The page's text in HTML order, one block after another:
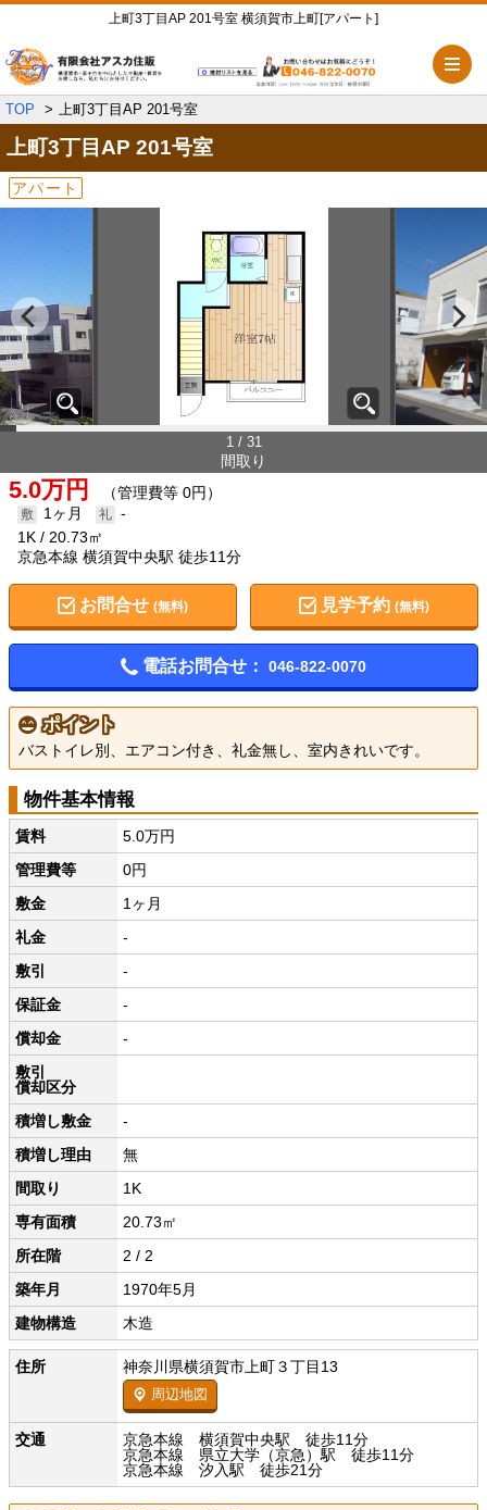
上町3丁目AP 201号室 横須賀市上町[アパート]
TOP 上町3丁目AP 201号室
上町3丁目AP 201号室
アパート
1 / 31
間取り
5.0万円 （管理費等 0円）
1ヶ月
-
1K
20.73㎡
京急本線 横須賀中央駅 徒歩11分
お問合せ (無料) 見学予約(無料)
電話お問合せ： 046-822-0070
ポイント
バストイレ別、エアコン付き、礼金無し、室内きれいです。
物件基本情報
賃料
5.0万円
管理費等
0円
敷金
1ヶ月
礼金
-
敷引
-
保証金
-
償却金
-
敷引
償却区分
積増し敷金
-
積増し理由
無
間取り
1K
専有面積
20.73㎡
所在階
2 / 2
築年月
1970年5月
建物構造
木造
住所 神奈川県横須賀市上町３丁目13
周辺地図
交通
京急本線 横須賀中央駅 徒歩11分
京急本線 県立大学（京急）駅 徒歩11分
京急本線 汐入駅 徒歩21分